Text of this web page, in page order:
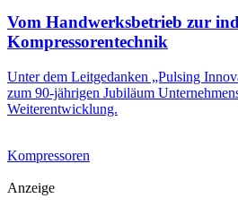
Vom Handwerksbetrieb zur
Kompressorentechnik
Unter dem Leitgedanken „Pulsing
zum 90-jährigen Jubiläum
Weiterentwicklung.
Kompressoren
Anzeige